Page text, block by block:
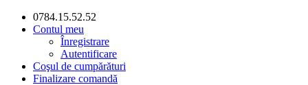
0784.15.52.52
Contul meu
Înregistrare
Autentificare
Coşul de cumpărături
Finalizare comandă